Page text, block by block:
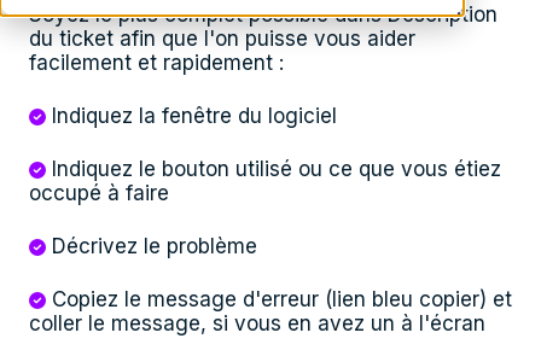
Soyez le plus complet possible dans Description
du ticket afin que l'on puisse vous aider
facilement et rapidement :
Indiquez la fenêtre du logiciel
Indiquez le bouton utilisé ou ce que vous étiez
occupé à faire
Décrivez le problème
Copiez le message d'erreur (lien bleu copier) et
coller le message, si vous en avez un à l'écran